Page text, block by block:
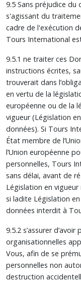
9.5 Sans préjudice du
s'agissant du
cadre de l'exécution
Tours International
9.5.1 ne traiter ces
instructions écrites,
trouverait dans
en vertu de la
européenne ou de la
vigueur (Législation
données). Si Tours
État membre de
l’Union européenne
personnelles, Tours
sans délai, avant de
Législation en
si ladite Législation
données interdit à
9.5.2 s’assurer
organisationnelles
Vous, afin de se
personnelles non
destruction